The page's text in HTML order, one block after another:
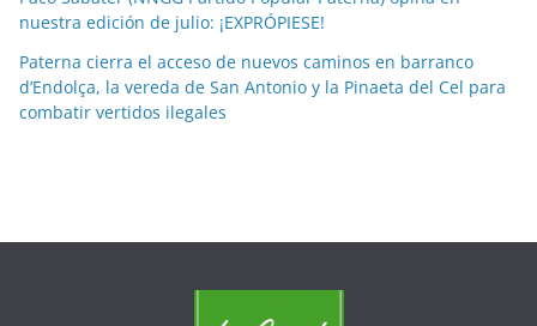
s
nuestra edición de julio: ¡EXPRÓPIESE!
Paterna cierra el acceso de nuevos caminos en barranco
d’Endolça, la vereda de San Antonio y la Pinaeta del Cel para
combatir vertidos ilegales